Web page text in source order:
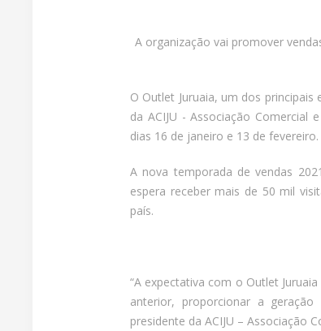
A organização vai promover
O Outlet Juruaia, um dos
da ACIJU - Associação
dias 16 de janeiro e 13 de fevereiro.
A nova temporada de vendas
espera receber mais de 50 mil
país.
“A expectativa com o Outlet
anterior, proporcionar a
presidente da ACIJU – Associação